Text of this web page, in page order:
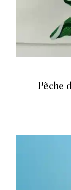
Pêche de 4 petits